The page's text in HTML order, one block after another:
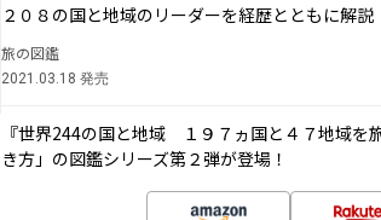
２０８の国と地域のリーダーを経歴とともに解説
旅の図鑑
2021.03.18 発売
『世界244の国と地域 １９７ヵ国と４７地域を
き方」の図鑑シリーズ第２弾が登場！